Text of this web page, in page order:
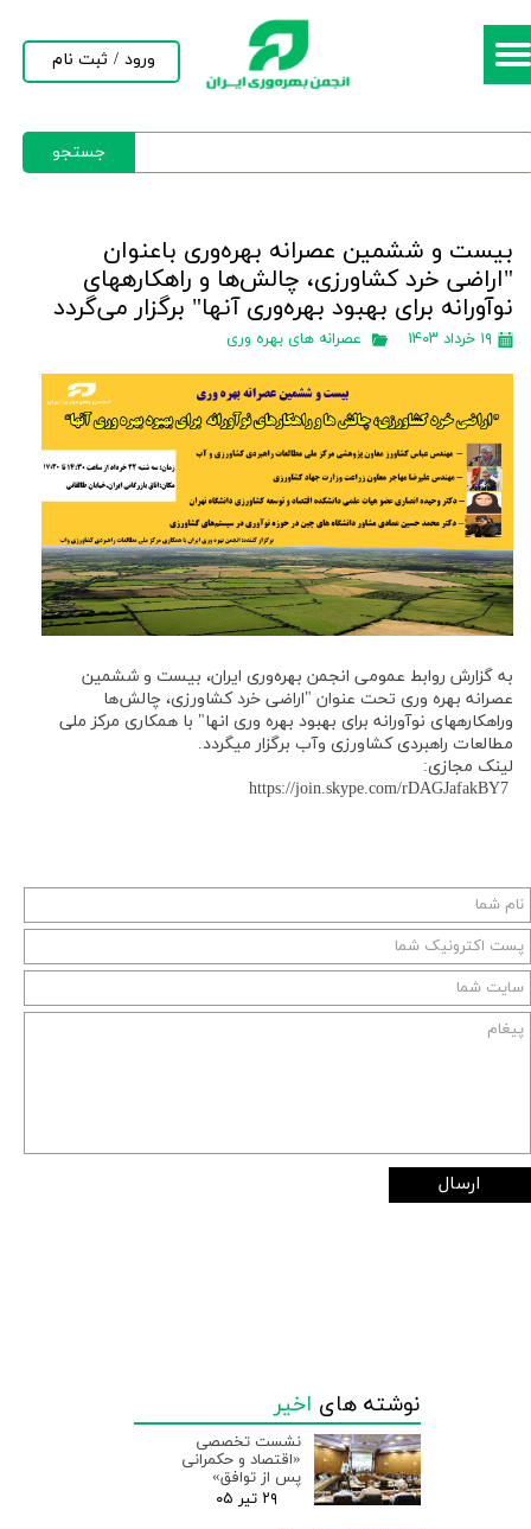
جستجو
ورود / ثبت نام
حساب کاربری من
بیست و ششمین عصرانه بهره‌وری باعنوان
"اراضی خرد کشاورزی، چالش‌ها و راهکارههای
نوآورانه برای بهبود بهره‌وری آنها" برگزار می‌گردد
۱۹ خرداد ۱۴۰۳ عصرانه های بهره وری
به گزارش روابط عمومی انجمن بهره‌وری ایران، بیست و ششمین
عصرانه بهره وری تحت عنوان "اراضی خرد کشاورزی، چالش‌ها
وراهکارههای نوآورانه برای بهبود بهره وری انها" با همکاری مرکز ملی
مطالعات راهبردی کشاورزی وآب برگزار میگردد.
لینک مجازی:
ارسال
نوشته های اخیر
نشست تخصصی
«اقتصاد و حکمرانی
پس از توافق»
۲۹ تیر ۰۵